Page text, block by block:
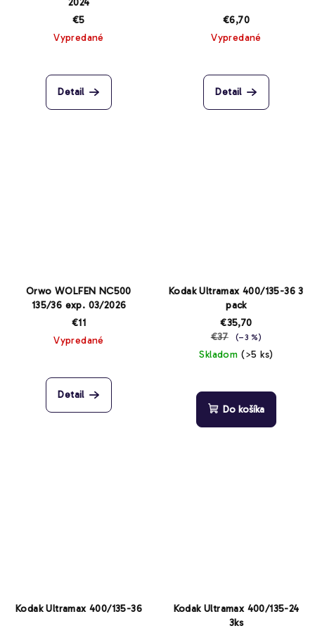
€5
Vypredané
Detail
€6,70
Vypredané
Detail
Orwo WOLFEN NC500
135/36 exp. 03/2026
€11
Vypredané
Detail
Kodak Ultramax 400/135-36 3
pack
€35,70
€37
(–3 %)
Skladom (>5 ks)
hodnotenie
produktu
Do košíka
Kodak Ultramax 400/135-36
Kodak Ultramax 400/135-24
3ks